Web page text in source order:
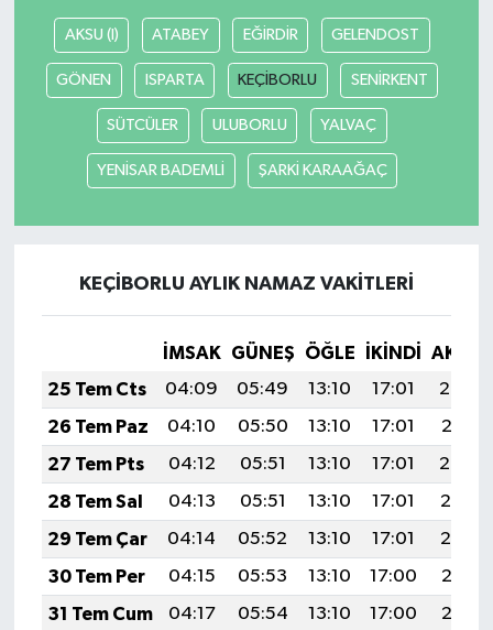
AKSU (I) ATABEY EĞİRDİR GELENDOST
GÖNEN ISPARTA KEÇİBORLU SENİRKENT
SÜTCÜLER ULUBORLU YALVAÇ
YENİSAR BADEMLİ ŞARKİ KARAAĞAÇ
KEÇİBORLU AYLIK NAMAZ VAKITLERI
İMSAK GÜNEŞ ÖĞLE İKINDI
25 Tem Cts
04:09 05:49 13:10 17:01
20:22
26 Tem Paz
04:10 05:50 13:10 17:01
20:21
27 Tem Pts
04:12 05:51 13:10 17:01
20:20
28 Tem Sal
04:13 05:51 13:10 17:01
20:19
29 Tem Çar
04:14 05:52 13:10 17:01
20:19
30 Tem Per
04:15 05:53 13:10 17:00
20:18
31 Tem Cum
04:17 05:54 13:10 17:00
20:17